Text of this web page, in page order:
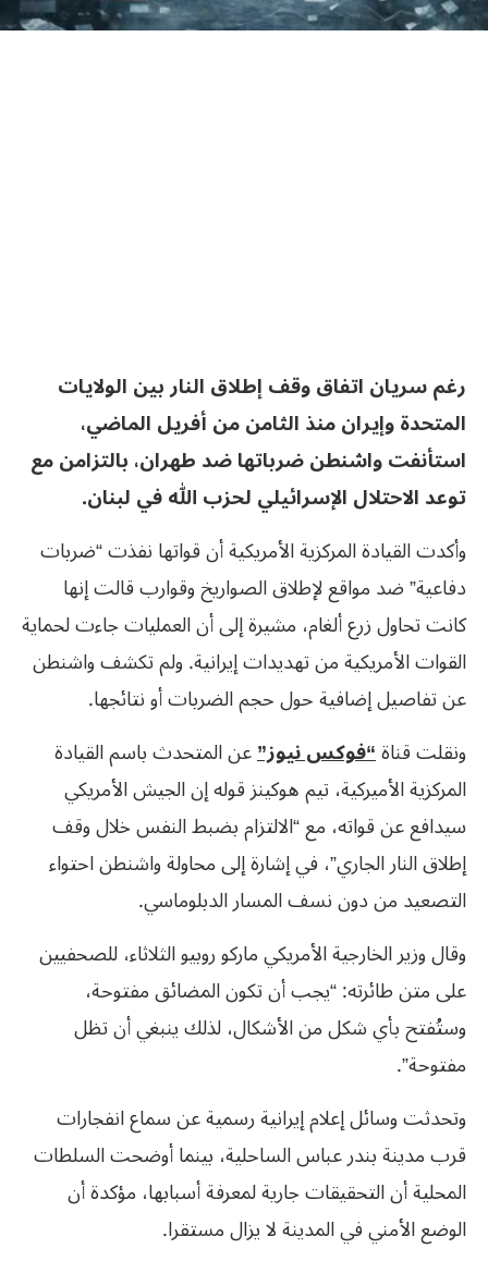
رغم سريان اتفاق وقف إطلاق النار بين الولايات
المتحدة وإيران منذ الثامن من أفريل الماضي،
استأنفت واشنطن ضرباتها ضد طهران، بالتزامن مع
توعد الاحتلال الإسرائيلي لحزب الله في لبنان.
وأكدت القيادة المركزية الأمريكية أن قواتها نفذت “ضربات
دفاعية” ضد مواقع لإطلاق الصواريخ وقوارب قالت إنها
كانت تحاول زرع ألغام، مشيرة إلى أن العمليات جاءت لحماية
القوات الأمريكية من تهديدات إيرانية. ولم تكشف واشنطن
عن تفاصيل إضافية حول حجم الضربات أو نتائجها.
ونقلت قناة“فوكس نيوز”عن المتحدث باسم القيادة
المركزية الأميركية، تيم هوكينز قوله إن الجيش الأمريكي
سيدافع عن قواته، مع “الالتزام بضبط النفس خلال وقف
إطلاق النار الجاري”، في إشارة إلى محاولة واشنطن احتواء
التصعيد من دون نسف المسار الدبلوماسي.
وقال وزير الخارجية الأمريكي ماركو روبيو الثلاثاء، للصحفيين
على متن طائرته: “يجب أن تكون المضائق مفتوحة،
وستُفتح بأي شكل من الأشكال، لذلك ينبغي أن تظل
مفتوحة”.
وتحدثت وسائل إعلام إيرانية رسمية عن سماع انفجارات
قرب مدينة بندر عباس الساحلية، بينما أوضحت السلطات
المحلية أن التحقيقات جارية لمعرفة أسبابها، مؤكدة أن
الوضع الأمني في المدينة لا يزال مستقرا.